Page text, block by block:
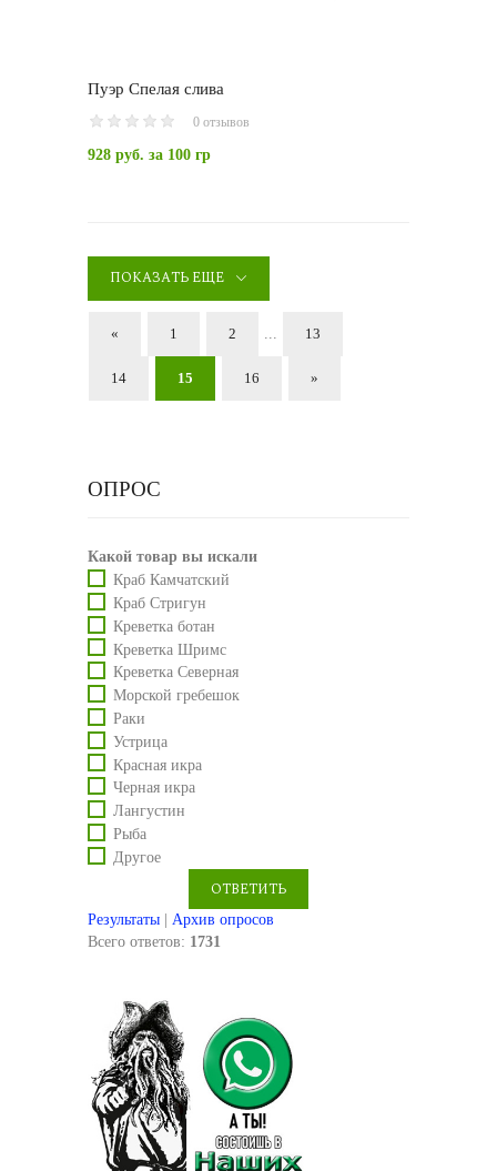
Пуэр Спелая слива
0 отзывов
928 руб. за 100 гр
ПОКАЗАТЬ ЕЩЕ
« 1 2 ... 13
14 15 16 »
ОПРОС
Какой товар вы искали
Краб Камчатский
Краб Стригун
Креветка ботан
Креветка Шримс
Креветка Северная
Морской гребешок
Раки
Устрица
Красная икра
Черная икра
Лангустин
Рыба
Другое
Результаты | Архив опросов
Всего ответов: 1731